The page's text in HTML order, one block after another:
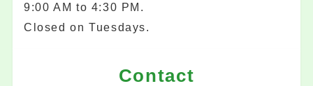
9:00 AM to 4:30 PM.
Closed on Tuesdays.
Contact